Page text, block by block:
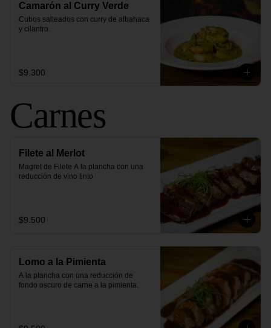
Camarón al Curry Verde
Cubos salteados con curry de albahaca
y cilantro.
$9.300
Carnes
Filete al Merlot
Magret de Filete A la plancha con una
reducción de vino tinto
$9.500
Lomo a la Pimienta
A la plancha con una reducción de
fondo oscuro de carne a la pimienta.